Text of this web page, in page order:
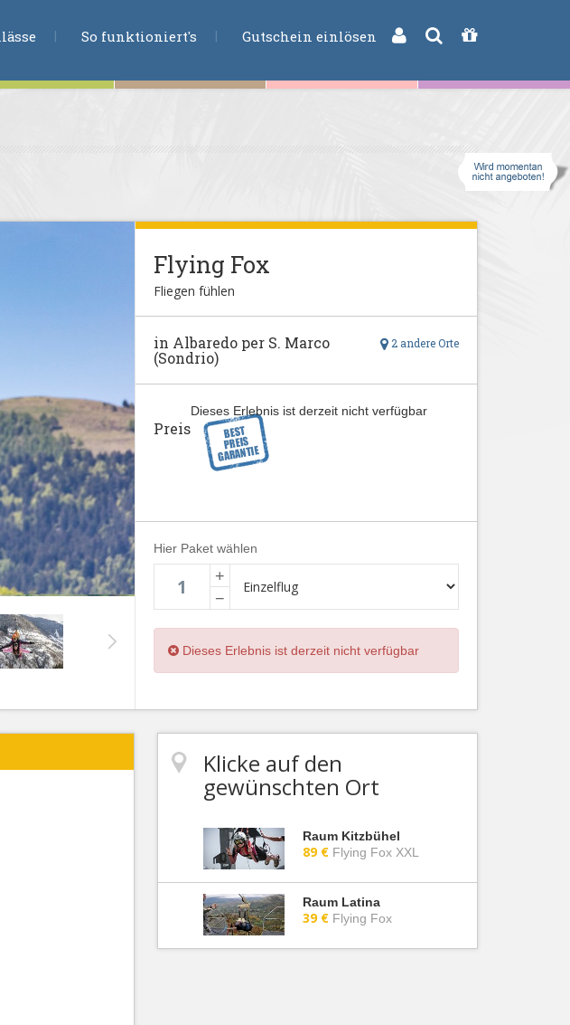
So funktioniert's Gutschein einlösen
Flying Fox
Fliegen fühlen
2 andere Orte
in Albaredo per S. Marco
(Sondrio)
Dieses Erlebnis ist derzeit nicht verfügbar
Preis
Hier Paket wählen
+
−
Dieses Erlebnis ist derzeit nicht verfügbar
Klicke auf den
gewünschten Ort
Raum Kitzbühel
89 € Flying Fox XXL
Raum Latina
39 € Flying Fox